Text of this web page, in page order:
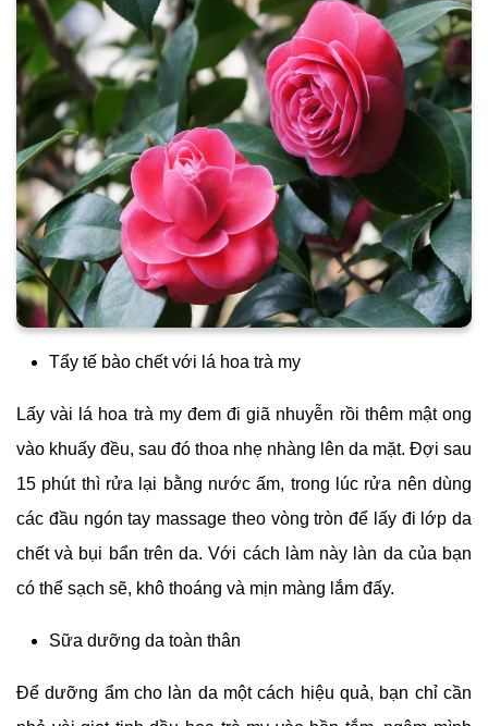
Tẩy tế bào chết với lá hoa trà my
Lấy vài lá hoa trà my đem đi giã nhuyễn rồi thêm mật ong
vào khuấy đều, sau đó thoa nhẹ nhàng lên da mặt. Đợi sau
15 phút thì rửa lại bằng nước ấm, trong lúc rửa nên dùng
các đầu ngón tay massage theo vòng tròn để lấy đi lớp da
chết và bụi bẩn trên da. Với cách làm này làn da của bạn
có thể sạch sẽ, khô thoáng và mịn màng lắm đấy.
Sữa dưỡng da toàn thân
Để dưỡng ẩm cho làn da một cách hiệu quả, bạn chỉ cần